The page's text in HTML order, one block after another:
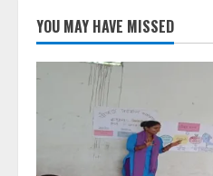
YOU MAY HAVE MISSED